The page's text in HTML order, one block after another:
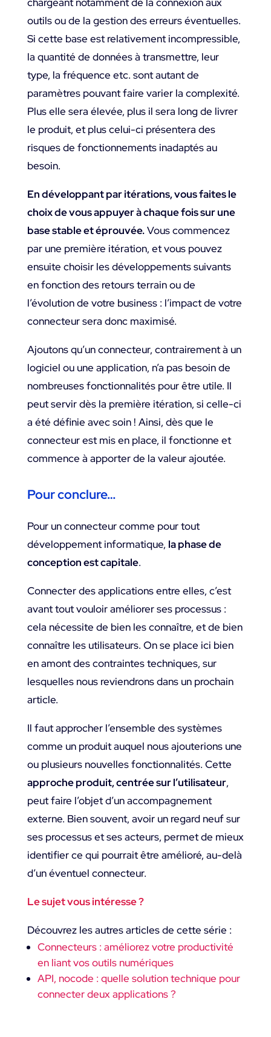
outils ou de la gestion des erreurs éventuelles.
Si cette base est relativement incompressible,
la quantité de données à transmettre, leur
type, la fréquence etc. sont autant de
paramètres pouvant faire varier la complexité.
Plus elle sera élevée, plus il sera long de livrer
le produit, et plus celui-ci présentera des
risques de fonctionnements inadaptés au
besoin.
En développant par itérations, vous faites le
choix de vous appuyer à chaque fois sur une
base stable et éprouvée.Vous commencez
par une première itération, et vous pouvez
ensuite choisir les développements suivants
en fonction des retours terrain ou de
l’évolution de votre business : l’impact de votre
connecteur sera donc maximisé.
Ajoutons qu’un connecteur, contrairement à un
logiciel ou une application, n’a pas besoin de
nombreuses fonctionnalités pour être utile. Il
peut servir dès la première itération, si celle-ci
a été définie avec soin ! Ainsi, dès que le
connecteur est mis en place, il fonctionne et
commence à apporter de la valeur ajoutée.
Pour conclure…
Pour un connecteur comme pour tout
développement informatique, la phase de
conception est capitale.
Connecter des applications entre elles, c’est
avant tout vouloir améliorer ses processus :
cela nécessite de bien les connaître, et de bien
connaître les utilisateurs. On se place ici bien
en amont des contraintes techniques, sur
lesquelles nous reviendrons dans un prochain
article.
Il faut approcher l’ensemble des systèmes
comme un produit auquel nous ajouterions une
ou plusieurs nouvelles fonctionnalités. Cette
approche produit, centrée sur l’utilisateur,
peut faire l’objet d’un accompagnement
externe. Bien souvent, avoir un regard neuf sur
ses processus et ses acteurs, permet de mieux
identifier ce qui pourrait être amélioré, au-delà
d’un éventuel connecteur.
Le sujet vous intéresse ?
Découvrez les autres articles de cette série :
Connecteurs : améliorez votre productivité
en liant vos outils numériques
API, nocode : quelle solution technique pour
connecter deux applications ?